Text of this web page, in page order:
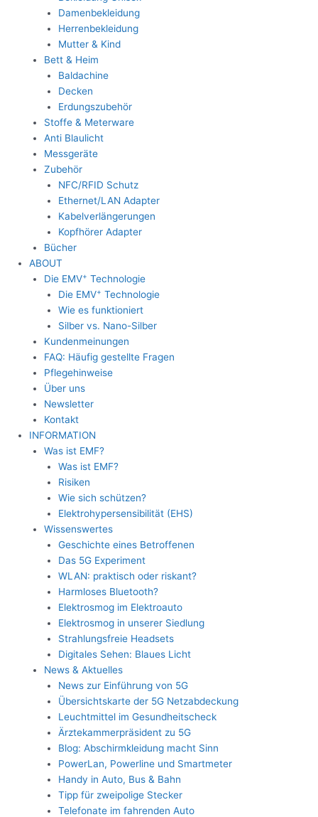
Damenbekleidung
Herrenbekleidung
Mutter & Kind
Bett & Heim
Baldachine
Decken
Erdungszubehör
Stoffe & Meterware
Anti Blaulicht
Messgeräte
Zubehör
NFC/RFID Schutz
Ethernet/LAN Adapter
Kabelverlängerungen
Kopfhörer Adapter
Bücher
ABOUT
Die EMV+ Technologie
Die EMV+ Technologie
Wie es funktioniert
Silber vs. Nano-Silber
Kundenmeinungen
FAQ: Häufig gestellte Fragen
Pflegehinweise
Über uns
Newsletter
Kontakt
INFORMATION
Was ist EMF?
Was ist EMF?
Risiken
Wie sich schützen?
Elektrohypersensibilität (EHS)
Wissenswertes
Geschichte eines Betroffenen
Das 5G Experiment
WLAN: praktisch oder riskant?
Harmloses Bluetooth?
Elektrosmog im Elektroauto
Elektrosmog in unserer Siedlung
Strahlungsfreie Headsets
Digitales Sehen: Blaues Licht
News & Aktuelles
News zur Einführung von 5G
Übersichtskarte der 5G Netzabdeckung
Leuchtmittel im Gesundheitscheck
Ärztekammerpräsident zu 5G
Blog: Abschirmkleidung macht Sinn
PowerLan, Powerline und Smartmeter
Handy in Auto, Bus & Bahn
Tipp für zweipolige Stecker
Telefonate im fahrenden Auto